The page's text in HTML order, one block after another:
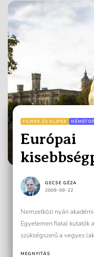
FILMEK ÉS KLIPEK
Európai
húsz év
GECSE GÉZA
2009-09-22
Nemzetközi nyári
Egyetemen fiatal kutatók
szükségszerű a vegyes
MEGNYITÁS